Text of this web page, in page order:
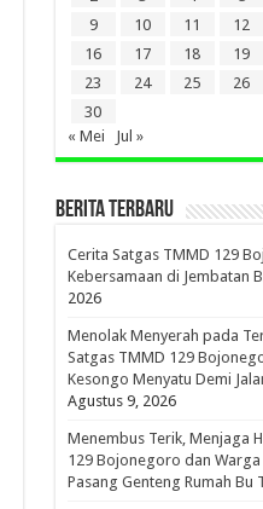
9
10 11 12
16
17 18 19
23
24 25 26
30
« Mei
Jul »
BERITA TERBARU
Cerita Satgas TMMD 129
Kebersamaan di Jembatan
2026
Menolak Menyerah pada
Satgas TMMD 129
Kesongo Menyatu Demi
Agustus 9, 2026
Menembus Terik, Menjaga
129 Bojonegoro dan
Pasang Genteng Rumah Bu